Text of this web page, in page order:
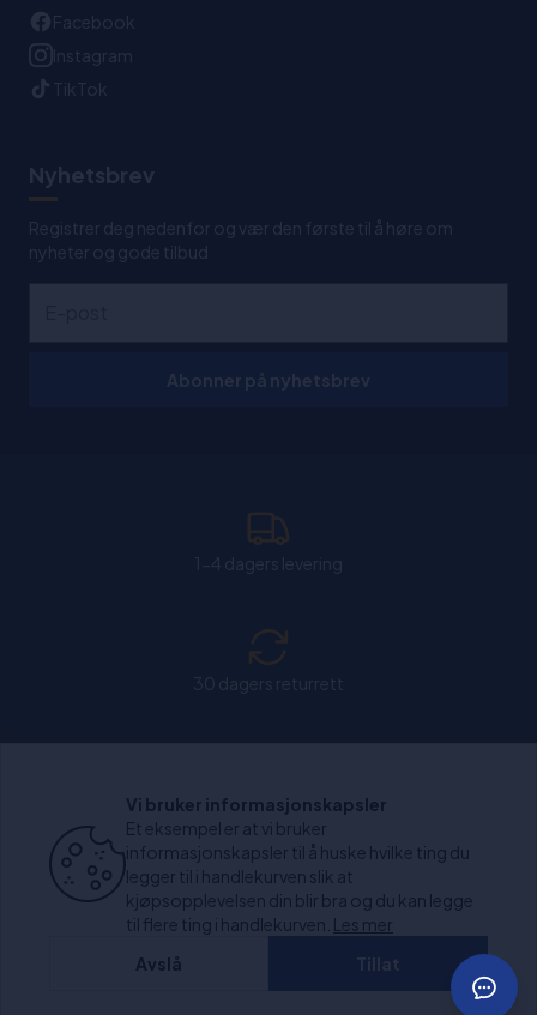
Facebook
Instagram
TikTok
Nyhetsbrev
Registrer deg nedenfor og vær den første til å høre om
nyheter og gode tilbud
Chat: Åpen alle hverdager fra kl. 11:00-15:30.
+1000 anmeldelser
Vi bruker informasjonskapsler
Et eksempel er at vi bruker
informasjonskapsler til å huske hvilke ting du
legger til i handlekurven slik at
kjøpsopplevelsen din blir bra og du kan legge
til flere ting i handlekurven. Les mer
Avslå